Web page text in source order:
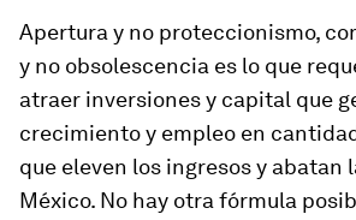
Apertura y no proteccionismo,
y no obsolescencia es lo que
atraer inversiones y capital que
crecimiento y empleo en
que eleven los ingresos y abatan
México. No hay otra fórmula